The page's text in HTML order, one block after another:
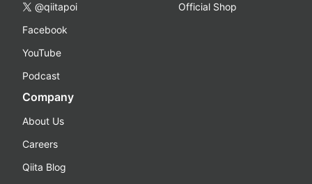
@qiitapoi
Facebook
YouTube
Podcast
Official Shop
Company
About Us
Careers
Qiita Blog